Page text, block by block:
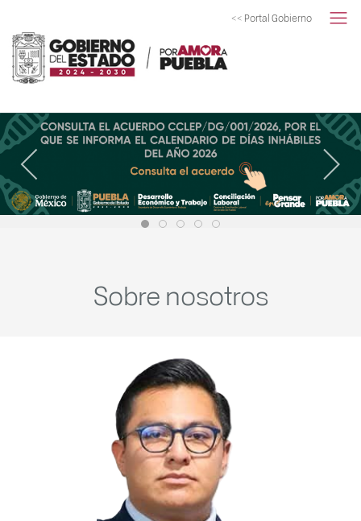
<< Portal Gobierno
Sobre nosotros